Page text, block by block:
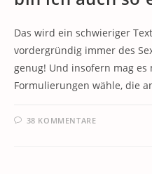
Das wird ein schwieriger
vordergründig immer des
genug! Und insofern mag es
Formulierungen wähle, die
38 KOMMENTARE